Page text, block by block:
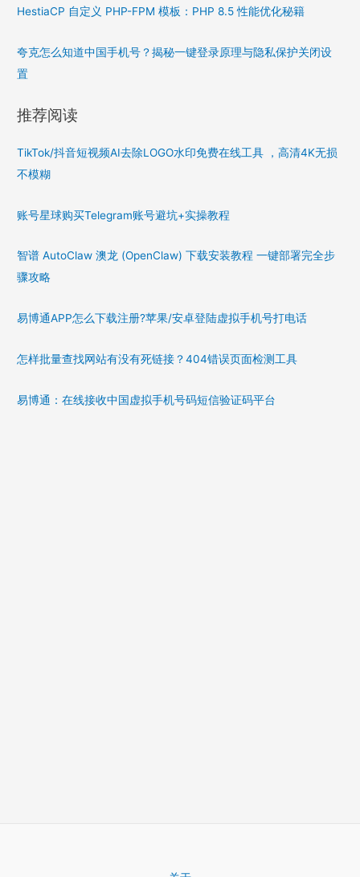
HestiaCP 自定义 PHP-FPM 模板：PHP 8.5 性能优化秘籍
夸克怎么知道中国手机号？揭秘一键登录原理与隐私保护关闭设
置
推荐阅读
TikTok/抖音短视频AI去除LOGO水印免费在线工具 ，高清4K无损
不模糊
账号星球购买Telegram账号避坑+实操教程
智谱 AutoClaw 澳龙 (OpenClaw) 下载安装教程 一键部署完全步
骤攻略
易博通APP怎么下载注册?苹果/安卓登陆虚拟手机号打电话
怎样批量查找网站有没有死链接？404错误页面检测工具
易博通：在线接收中国虚拟手机号码短信验证码平台